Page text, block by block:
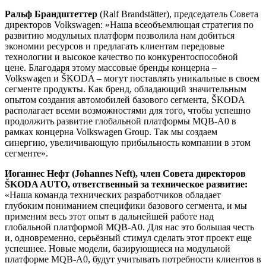
директоров Volkswagen: «Наша всеобъемлющая стратегия по
развитию модульных платформ позволила нам добиться
экономии ресурсов и предлагать клиентам передовые
технологии и высокое качество по конкурентоспособной
цене. Благодаря этому массовые бренды концерна –
Volkswagen и ŠKODA – могут поставлять уникальные в своем
сегменте продукты. Как бренд, обладающий значительным
опытом создания автомобилей базового сегмента, ŠKODA
располагает всеми возможностями для того, чтобы успешно
продолжить развитие глобальной платформы MQB-A0 в
рамках концерна Volkswagen Group. Так мы создаем
синергию, увеличивающую прибыльность компании в этом
сегменте».
ŠKODA AUTO, ответственный за техническое развитие:
«Наша команда технических разработчиков обладает
глубоким пониманием специфики базового сегмента, и мы
применим весь этот опыт в дальнейшей работе над
глобальной платформой MQB-A0. Для нас это большая честь
и, одновременно, серьёзный стимул сделать этот проект еще
успешнее. Новые модели, базирующиеся на модульной
платформе MQB-A0, будут учитывать потребности клиентов в
различных регионах».